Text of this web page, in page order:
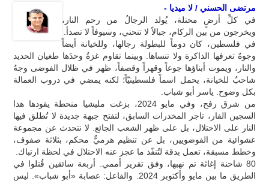
مرتضى الحسني / لا ميديا -
في كلِّ أرضٍ محتلة، يُولد الرجالُ من رحم النار،
ويخرجون من بين الركام، جبالاً لا تنحني، وسيوفاً لا تصدأ.
في فلسطين، كان دوماً للبطولة رجالها، وللخيانة أيضاً
وجوهٌ تعرفها الذاكرة ولا تنساها. وبينما تقاوم غزةُ وحدَها طغيان الحديد
والنار، ويموت أبناؤها جوعاً وقهراً وقصفاً، ظهر في ظلال الفوضى وجهٌ
شاحبٌ للخيانة، يحمل اسماً فلسطينيّاً؛ لكنه يمضي في دروب العمالة
بكل وضوح. ياسر أبو شباب.
من شرق رفح، وفي مايو 2024، بزغت مليشيا منحطة يقودها هذا
السجين الفار، تاجر المخدرات السابق، لتفتح جبهة جديدة لا تُطلق فيها
النار على الاحتلال، بل على ظهر الشعب الجائع. لا نتحدث عن مجموعة
عشوائية من الفوضويين، بل عن تنظيم هرميٌّ محكم، بثلاثة صفوف،
وخطط مسبقة، تعمل بدقة لتُنفّذ ما عجز عنه الاحتلال في لحظة ارتباك.
80 شاحنة إغاثة تم نهبها، وفق تقرير أممي. أربعة سائقين قُتلوا في
الطريق ما بين مايو وأكتوبر 2024. والفاعل: عصابة «أبو شباب». ليس